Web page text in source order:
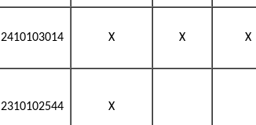
2410103014 X X X
2310102544 X